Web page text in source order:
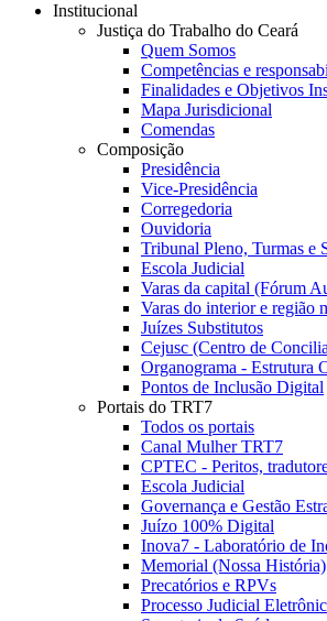
Institucional
Justiça do Trabalho do Ceará
Quem Somos
Competências e
Finalidades e Objetivos
Mapa Jurisdicional
Comendas
Composição
Presidência
Vice-Presidência
Corregedoria
Ouvidoria
Tribunal Pleno, Turmas e
Escola Judicial
Varas da capital (Fórum
Varas do interior e região
Juízes Substitutos
Cejusc (Centro de
Organograma - Estrutura
Pontos de Inclusão Digital
Portais do TRT7
Todos os portais
Canal Mulher TRT7
CPTEC - Peritos,
Escola Judicial
Governança e Gestão
Juízo 100% Digital
Inova7 - Laboratório de
Memorial (Nossa História)
Precatórios e RPVs
Processo Judicial